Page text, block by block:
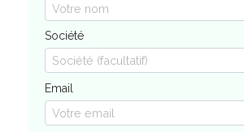
Société
Email